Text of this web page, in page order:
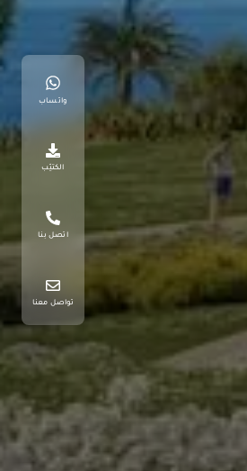
واتساب
الكتيّب
اتصل بنا
تواصل معنا